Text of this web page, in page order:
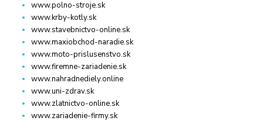
www.polno-stroje.sk
www.krby-kotly.sk
www.stavebnictvo-online.sk
www.maxiobchod-naradie.sk
www.moto-prislusenstvo.sk
www.firemne-zariadenie.sk
www.nahradnediely.online
www.uni-zdrav.sk
www.zlatnictvo-online.sk
www.zariadenie-firmy.sk